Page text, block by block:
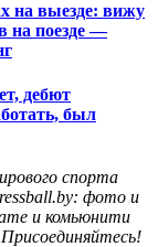
на выезде: вижу
на поезде —
дебют
был
спорта
фото и
и комьюнити